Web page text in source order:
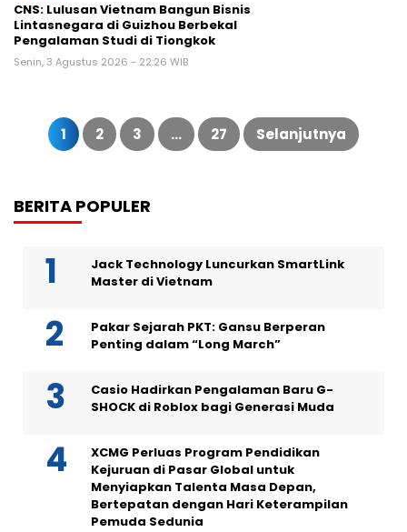
CNS: Lulusan Vietnam Bangun Bisnis
Lintasnegara di Guizhou Berbekal
Pengalaman Studi di Tiongkok
Senin, 3 Agustus 2026 - 22:26 WIB
Paginasi
pos
1 2 3 … 27 Selanjutnya
BERITA POPULER
Jack Technology Luncurkan SmartLink
Master di Vietnam
Pakar Sejarah PKT: Gansu Berperan
Penting dalam “Long March”
Casio Hadirkan Pengalaman Baru G-
SHOCK di Roblox bagi Generasi Muda
XCMG Perluas Program Pendidikan
Kejuruan di Pasar Global untuk
Menyiapkan Talenta Masa Depan,
Bertepatan dengan Hari Keterampilan
Pemuda Sedunia